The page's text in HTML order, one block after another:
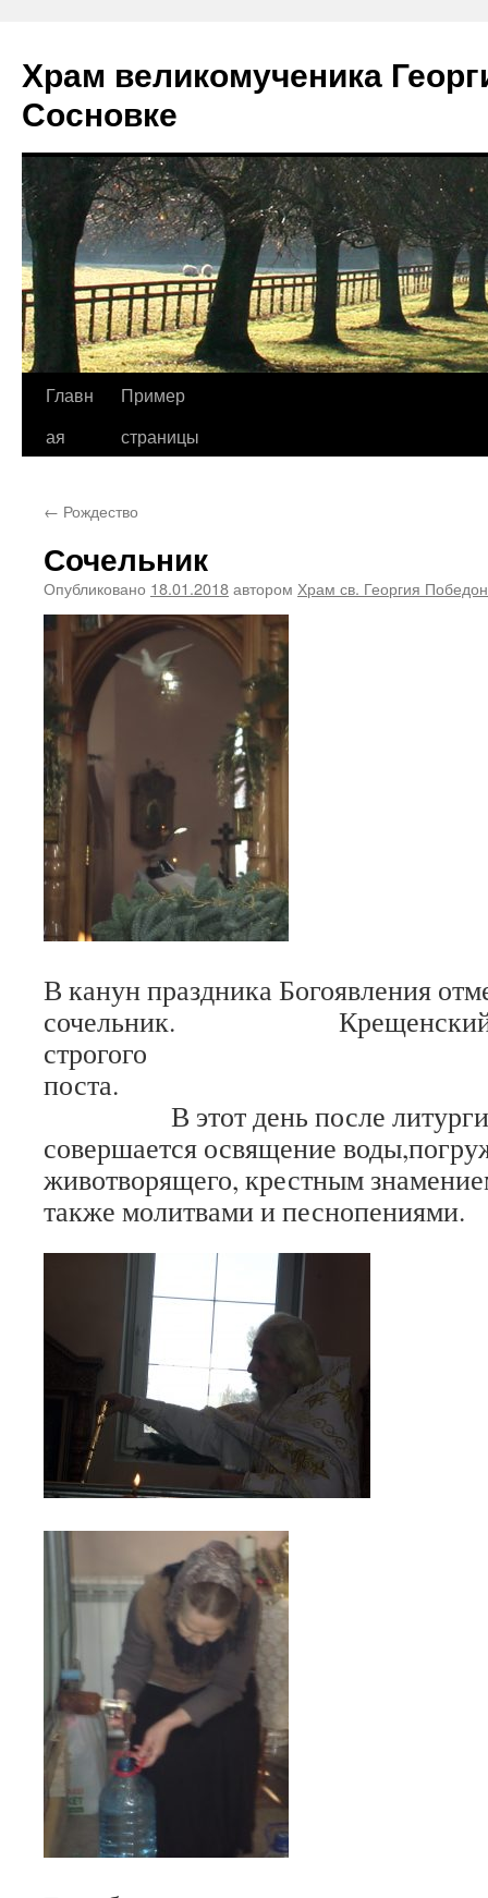
Храм великомученика
Сосновке
Перейти
Главн
ая
Пример
страницы
← Рождество
Сочельник
Опубликовано 18.01.2018автором Храм св. Георгия
В канун праздника Богоявления
сочельник. Крещенский
строгого
В этот день после литургии
совершается освящение
животворящего, крестным
также молитвами и песнопениями.